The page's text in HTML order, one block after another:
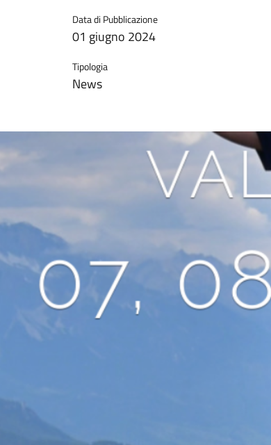
Data di Pubblicazione
01 giugno 2024
Tipologia
News